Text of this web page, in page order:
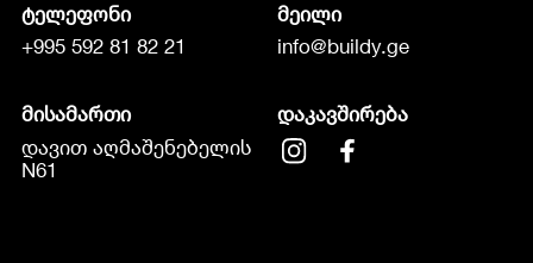
ტელეფონი
+995 592 81 82 21
მეილი
info@buildy.ge
მისამართი
დავით აღმაშენებელის
N61
დაკავშირება